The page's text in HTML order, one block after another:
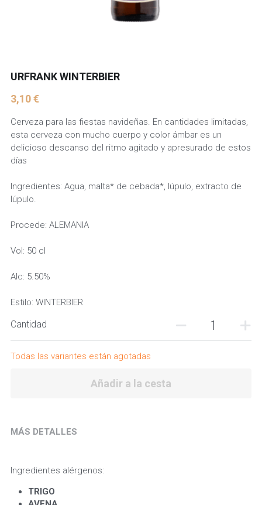
URFRANK WINTERBIER
3,10 €
Cerveza para las fiestas navideñas. En cantidades limitadas,
esta cerveza con mucho cuerpo y color ámbar es un
delicioso descanso del ritmo agitado y apresurado de estos
días
Ingredientes: Agua, malta* de cebada*, lúpulo, extracto de
lúpulo.
Procede: ALEMANIA
Vol: 50 cl
Alc: 5.50%
Estilo: WINTERBIER
Cantidad
Todas las variantes están agotadas
Añadir a la cesta
MÁS DETALLES
Ingredientes alérgenos:
TRIGO